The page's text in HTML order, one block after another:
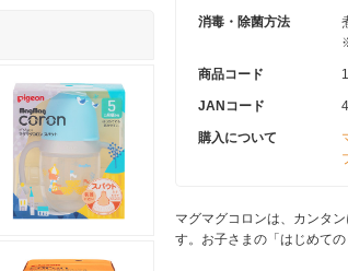
消毒・除菌方法
商品コード
JANコード
購入について
マグマグコロンは、カンタ
す。お子さまの「はじめて